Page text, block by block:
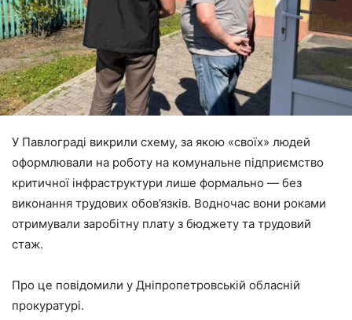
У Павлограді викрили схему, за якою «своїх» людей
оформлювали на роботу на комунальне підприємство
критичної інфраструктури лише формально — без
виконання трудових обов’язків. Водночас вони роками
отримували заробітну плату з бюджету та трудовий
стаж.
Про це повідомили у Дніпропетровській обласній
прокуратурі.